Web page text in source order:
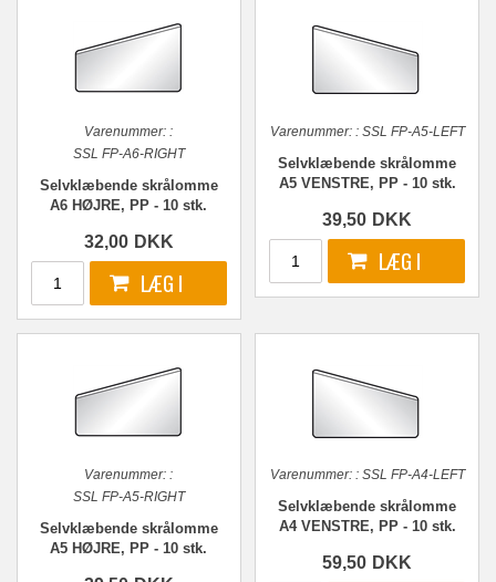
Varenummer: :
SSL FP-A6-RIGHT
Selvklæbende skrålomme
A6 HØJRE, PP - 10 stk.
32,00 DKK
Varenummer:: SSL FP-A5-LEFT
Selvklæbende skrålomme
A5 VENSTRE, PP - 10 stk.
39,50 DKK
Varenummer: :
SSL FP-A5-RIGHT
Selvklæbende skrålomme
A5 HØJRE, PP - 10 stk.
Varenummer:: SSL FP-A4-LEFT
Selvklæbende skrålomme
A4 VENSTRE, PP - 10 stk.
59,50 DKK